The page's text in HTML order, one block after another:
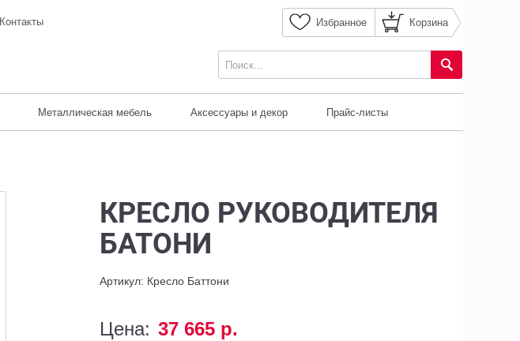
Контакты Избранное Корзина
Металлическая мебель Аксессуары и декор Прайс-листы
КРЕСЛО РУКОВОДИТЕЛЯ
БАТОНИ
Артикул: Кресло Баттони
Цена: 37 665 р.